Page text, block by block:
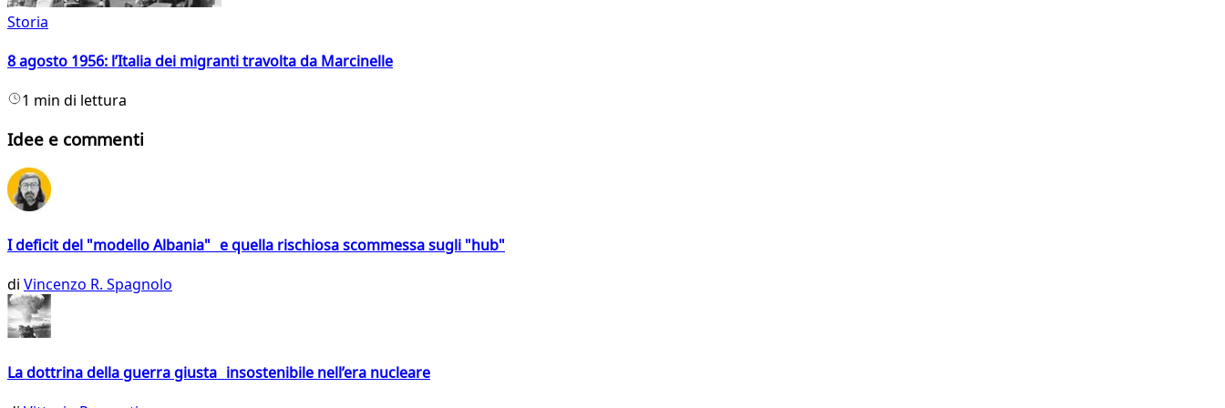
Storia
8 agosto 1956: l’Italia dei migranti travolta da Marcinelle
1 min di lettura
Idee e commenti
I deficit del "modello Albania" e quella rischiosa scommessa sugli "hub"
di Vincenzo R. Spagnolo
La dottrina della guerra giusta insostenibile nell’era nucleare